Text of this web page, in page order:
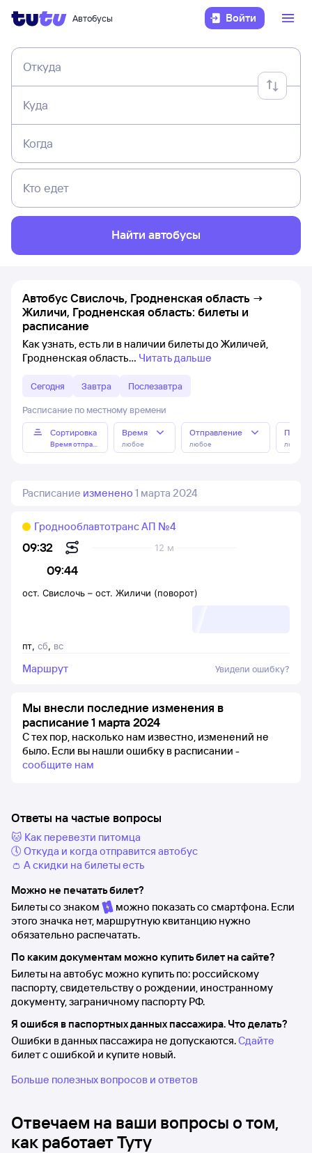
Автобусы Войти
Откуда
Куда
Когда
Кто едет
Найти автобусы
Автобус Свислочь, Гродненская область →
Жиличи, Гродненская область: билеты и
расписание
Как узнать, есть ли в наличии билеты до Жиличей,
Гродненская область
Читать дальше
Сегодня Завтра Послезавтра
Расписание по местному времени
Сортировка
Время отправления
Время
любое
Отправление
любое любое
Расписание изменено 1 марта 2024
09:32
09:44
12 м
Гроднооблавтотранс АП №4
пт, сб, вс
ост. Свислочь – ост. Жиличи (поворот)
Маршрут Увидели ошибку?
Мы внесли последние изменения в
расписание 1 марта 2024
С тех пор, насколько нам известно, изменений не
было. Если вы нашли ошибку в расписании -
сообщите нам
Ответы на частые вопросы
🐱 Как перевезти питомца
🕔 Откуда и когда отправится автобус
👛 А скидки на билеты есть
Можно не печатать билет?
Билеты со знаком
можно показать со смартфона. Если
этого значка нет, маршрутную квитанцию нужно
обязательно распечатать.
По каким документам можно купить билет на сайте?
Билеты на автобус можно купить по: российскому
паспорту, свидетельству о рождении, иностранному
документу, заграничному паспорту РФ.
Я ошибся в паспортных данных пассажира. Что делать?
Ошибки в данных пассажира не допускаются.Сдайте
билет с ошибкой и купите новый.
Больше полезных вопросов и ответов
Отвечаем на ваши вопросы о том,
как работает Туту